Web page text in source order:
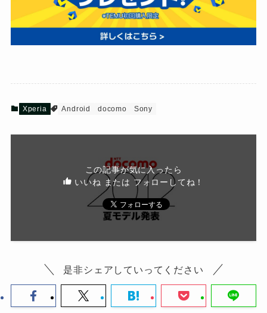
Xperia Android docomo Sony
この記事が気に入ったら
いいね または フォローしてね！
是非シェアしていってください